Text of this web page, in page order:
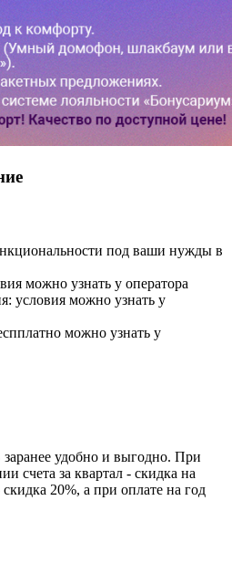
под ваши нужды в
можно узнать у оператора
условия можно узнать у
можно узнать у
удобно и выгодно. При
счета за квартал - скидка на
20%, а при оплате на год